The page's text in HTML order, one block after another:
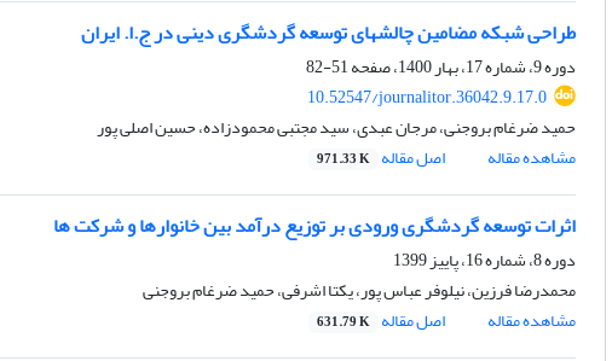
طراحی شبکه مضامین چالش­های توسعه گردشگری دینی در ج.ا. ایران
دوره 9، شماره 17، بهار 1400، صفحه
51-82
10.52547/journalitor.36042.9.17.0
حمید ضرغام بروجنی، مرجان عبدی، سید مجتبی محمودزاده، حسین اصلی پور
مشاهده مقاله
اصل مقاله 971.33 K
اثرات توسعه گردشگری ورودی بر توزیع درآمد بین خانوارها و شرکت ها
دوره 8، شماره 16، پاییز 1399
محمدرضا فرزین، نیلوفر عباس پور، یکتا اشرفی، حمید ضرغام بروجنی
مشاهده مقاله
اصل مقاله 631.79 K